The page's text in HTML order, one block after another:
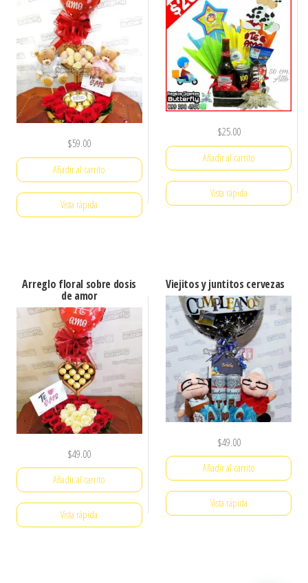
$59.00
Añadir al carrito
Vista rápida
$25.00
Añadir al carrito
Vista rápida
Arreglo floral sobre dosis
de amor
$49.00
Añadir al carrito
Vista rápida
Viejitos y juntitos cervezas
$49.00
Añadir al carrito
Vista rápida